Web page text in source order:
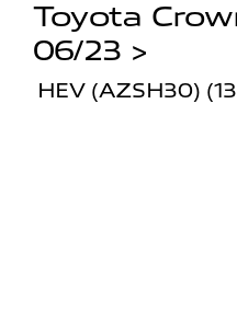
Toyota
06/23 >
HEV (AZSH30)